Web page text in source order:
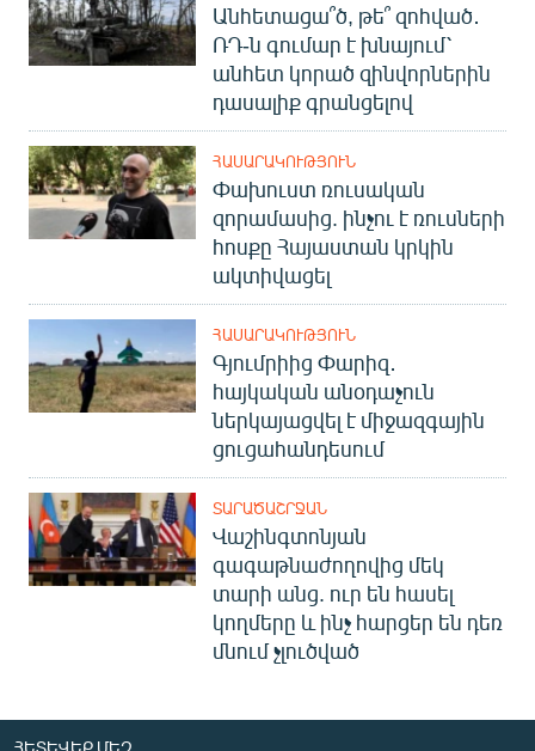
Անհետացա՞ծ, թե՞ զոհված․
ՌԴ-ն գումար է խնայում՝
անհետ կորած զինվորներին
դասալիք գրանցելով
ՀԱՍԱՐԱԿՈՒԹՅՈՒՆ
Փախուստ ռուսական
զորամասից. ինչու է ռուսների
հոսքը Հայաստան կրկին
ակտիվացել
ՀԱՍԱՐԱԿՈՒԹՅՈՒՆ
Գյումրիից Փարիզ․
հայկական անօդաչուն
ներկայացվել է միջազգային
ցուցահանդեսում
ՏԱՐԱԾԱՇՐՋԱՆ
Վաշինգտոնյան
գագաթնաժողովից մեկ
տարի անց. ուր են հասել
կողմերը և ինչ հարցեր են դեռ
մնում չլուծված
ՀԵՏԵՎԵՔ ՄԵԶ